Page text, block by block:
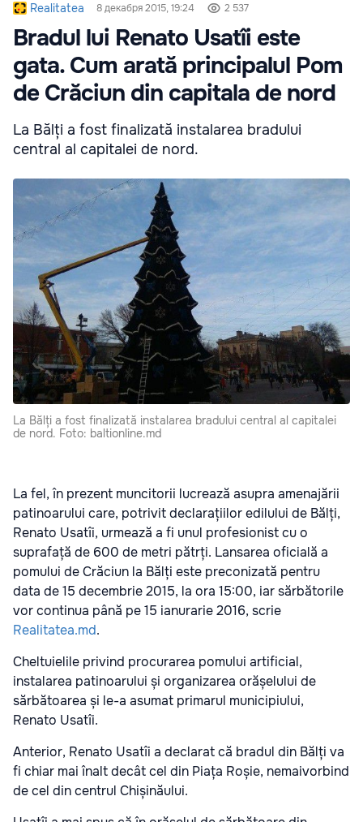
Realitatea 8 декабря 2015, 19:24 2 537
Bradul lui Renato Usatîi este
gata. Cum arată principalul Pom
de Crăciun din capitala de nord
La Bălți a fost finalizată instalarea bradului
central al capitalei de nord.
La Bălți a fost finalizată instalarea bradului central al capitalei
de nord. Foto: baltionline.md
La fel, în prezent muncitorii lucrează asupra amenajării
patinoarului care, potrivit declarațiilor edilului de Bălți,
Renato Usatîi, urmează a fi unul profesionist cu o
suprafață de 600 de metri pătrți. Lansarea oficială a
pomului de Crăciun la Bălți este preconizată pentru
data de 15 decembrie 2015, la ora 15:00, iar sărbătorile
vor continua până pe 15 ianurarie 2016, scrie
Realitatea.md.
Cheltuielile privind procurarea pomului artificial,
instalarea patinoarului și organizarea orășelului de
sărbătoarea și le-a asumat primarul municipiului,
Renato Usatîi.
Anterior, Renato Usatîi a declarat că bradul din Bălți va
fi chiar mai înalt decât cel din Piața Roșie, nemaivorbind
de cel din centrul Chișinăului.